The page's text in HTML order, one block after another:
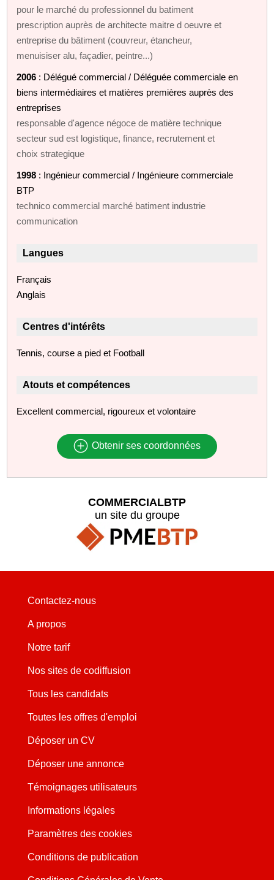
pour le marché du professionnel du batiment
prescription auprès de architecte maitre d oeuvre et
entreprise du bâtiment (couvreur, étancheur,
menuisiser alu, façadier, peintre...)
2006 : Délégué commercial / Déléguée commerciale en
biens intermédiaires et matières premières auprès des
entreprises
responsable d'agence négoce de matière technique
secteur sud est logistique, finance, recrutement et
choix strategique
1998 : Ingénieur commercial / Ingénieure commerciale
BTP
technico commercial marché batiment industrie
communication
Langues
Français
Anglais
Centres d'intérêts
Tennis, course a pied et Football
Atouts et compétences
Excellent commercial, rigoureux et volontaire
Obtenir ses coordonnées
COMMERCIALBTP
un site du groupe
Contactez-nous
A propos
Notre tarif
Nos sites de codiffusion
Tous les candidats
Toutes les offres d'emploi
Déposer un CV
Déposer une annonce
Témoignages utilisateurs
Informations légales
Paramètres des cookies
Conditions de publication